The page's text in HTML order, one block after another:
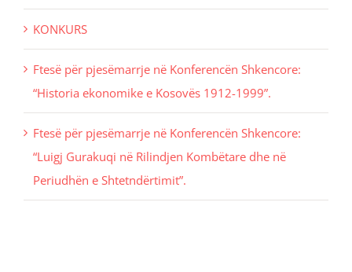
KONKURS
Ftesë për pjesëmarrje në Konferencën Shkencore:
“Historia ekonomike e Kosovës 1912-1999”.
Ftesë për pjesëmarrje në Konferencën Shkencore:
“Luigj Gurakuqi në Rilindjen Kombëtare dhe në
Periudhën e Shtetndërtimit”.